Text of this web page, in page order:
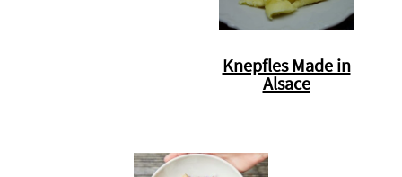
Knepfles Made in
Alsace